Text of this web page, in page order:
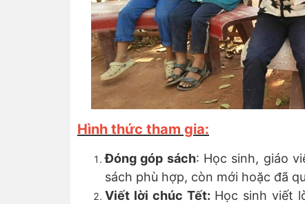
Hình thức tham gia:
Đóng góp sách: Học sinh, giáo
sách phù hợp, còn mới hoặc đã
Viết lời chúc Tết: Học sinh viết